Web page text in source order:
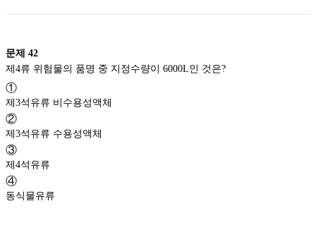
문제 42
①
제3석유류 비수용성액체
②
제3석유류 수용성액체
③
제4석유류
④
동식물유류